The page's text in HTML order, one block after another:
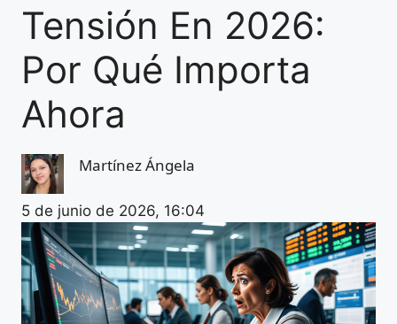
Tensión En 2026:
Por Qué Importa
Ahora
Martínez Ángela
5 de junio de 2026, 16:04